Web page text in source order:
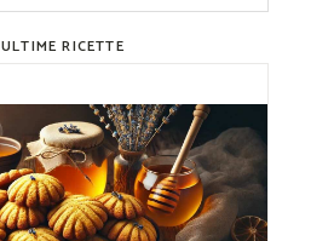
ULTIME RICETTE